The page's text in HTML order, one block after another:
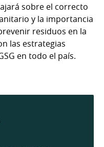
sobre el correcto
y la importancia
residuos en la
las estrategias
en todo el país.